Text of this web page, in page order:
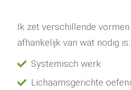
Ik zet verschillende
afhankelijk van wat nodig is:
Systemisch werk
Lichaamsgerichte